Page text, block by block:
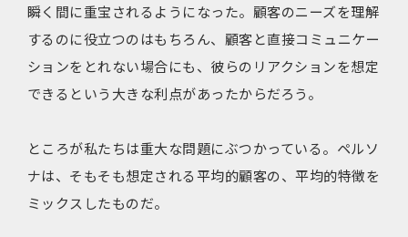
瞬く間に重宝されるようになった。顧客のニーズを理解
するのに役立つのはもちろん、顧客と直接コミュニケー
ションをとれない場合にも、彼らのリアクションを想定
できるという大きな利点があったからだろう。
ところが私たちは重大な問題にぶつかっている。ペルソ
ナは、そもそも想定される平均的顧客の、平均的特徴を
ミックスしたものだ。